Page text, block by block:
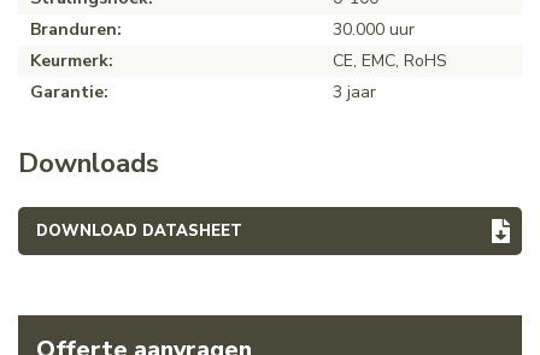
Branduren:
30.000 uur
Keurmerk:
CE, EMC, RoHS
Garantie:
3 jaar
Downloads
DOWNLOAD DATASHEET